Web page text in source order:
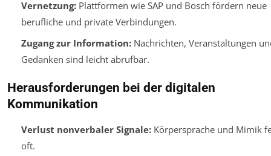
Vernetzung:Plattformen wie SAP und Bosch fördern neue
berufliche und private Verbindungen.
Zugang zur Information:Nachrichten, Veranstaltungen
Gedanken sind leicht abrufbar.
Herausforderungen bei der digitalen
Kommunikation
Verlust nonverbaler Signale:Körpersprache und Mimik
oft.